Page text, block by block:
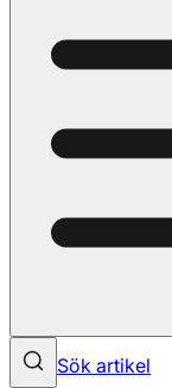
Sök artikel